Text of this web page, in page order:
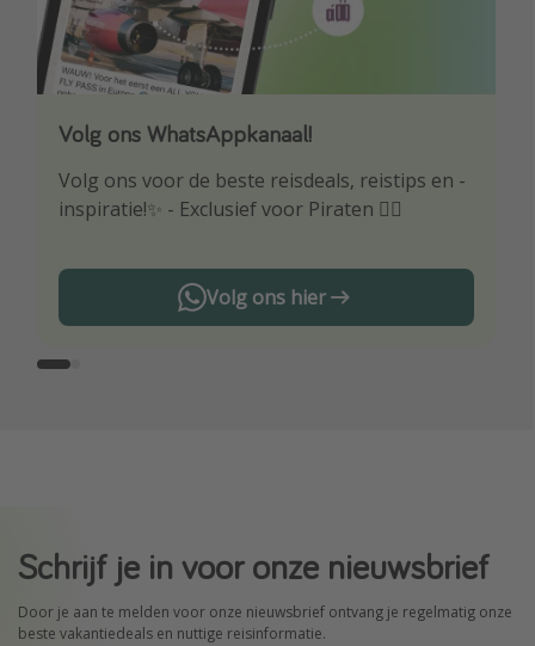
Volg ons WhatsAppkanaal!
Volg ons voor de beste reisdeals, reistips en -
inspiratie!✨ - Exclusief voor Piraten 🏴‍☠️
Volg ons hier
Download onze app
Wees als eerste op de hoogte van de beste
reisaanbiedingen
Schrijf je in voor onze nieuwsbrief
Door je aan te melden voor onze nieuwsbrief ontvang je regelmatig onze
beste vakantiedeals en nuttige reisinformatie.